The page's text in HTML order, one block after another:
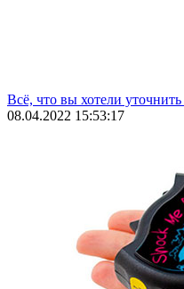
Всё, что вы хотели
08.04.2022 15:53:17